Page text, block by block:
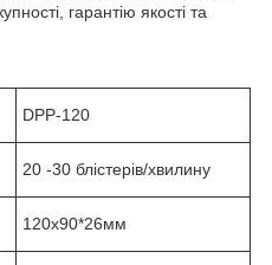
гарантію якості та
DPP-120
20 -30 блістерів/хвилину
120х90*26мм